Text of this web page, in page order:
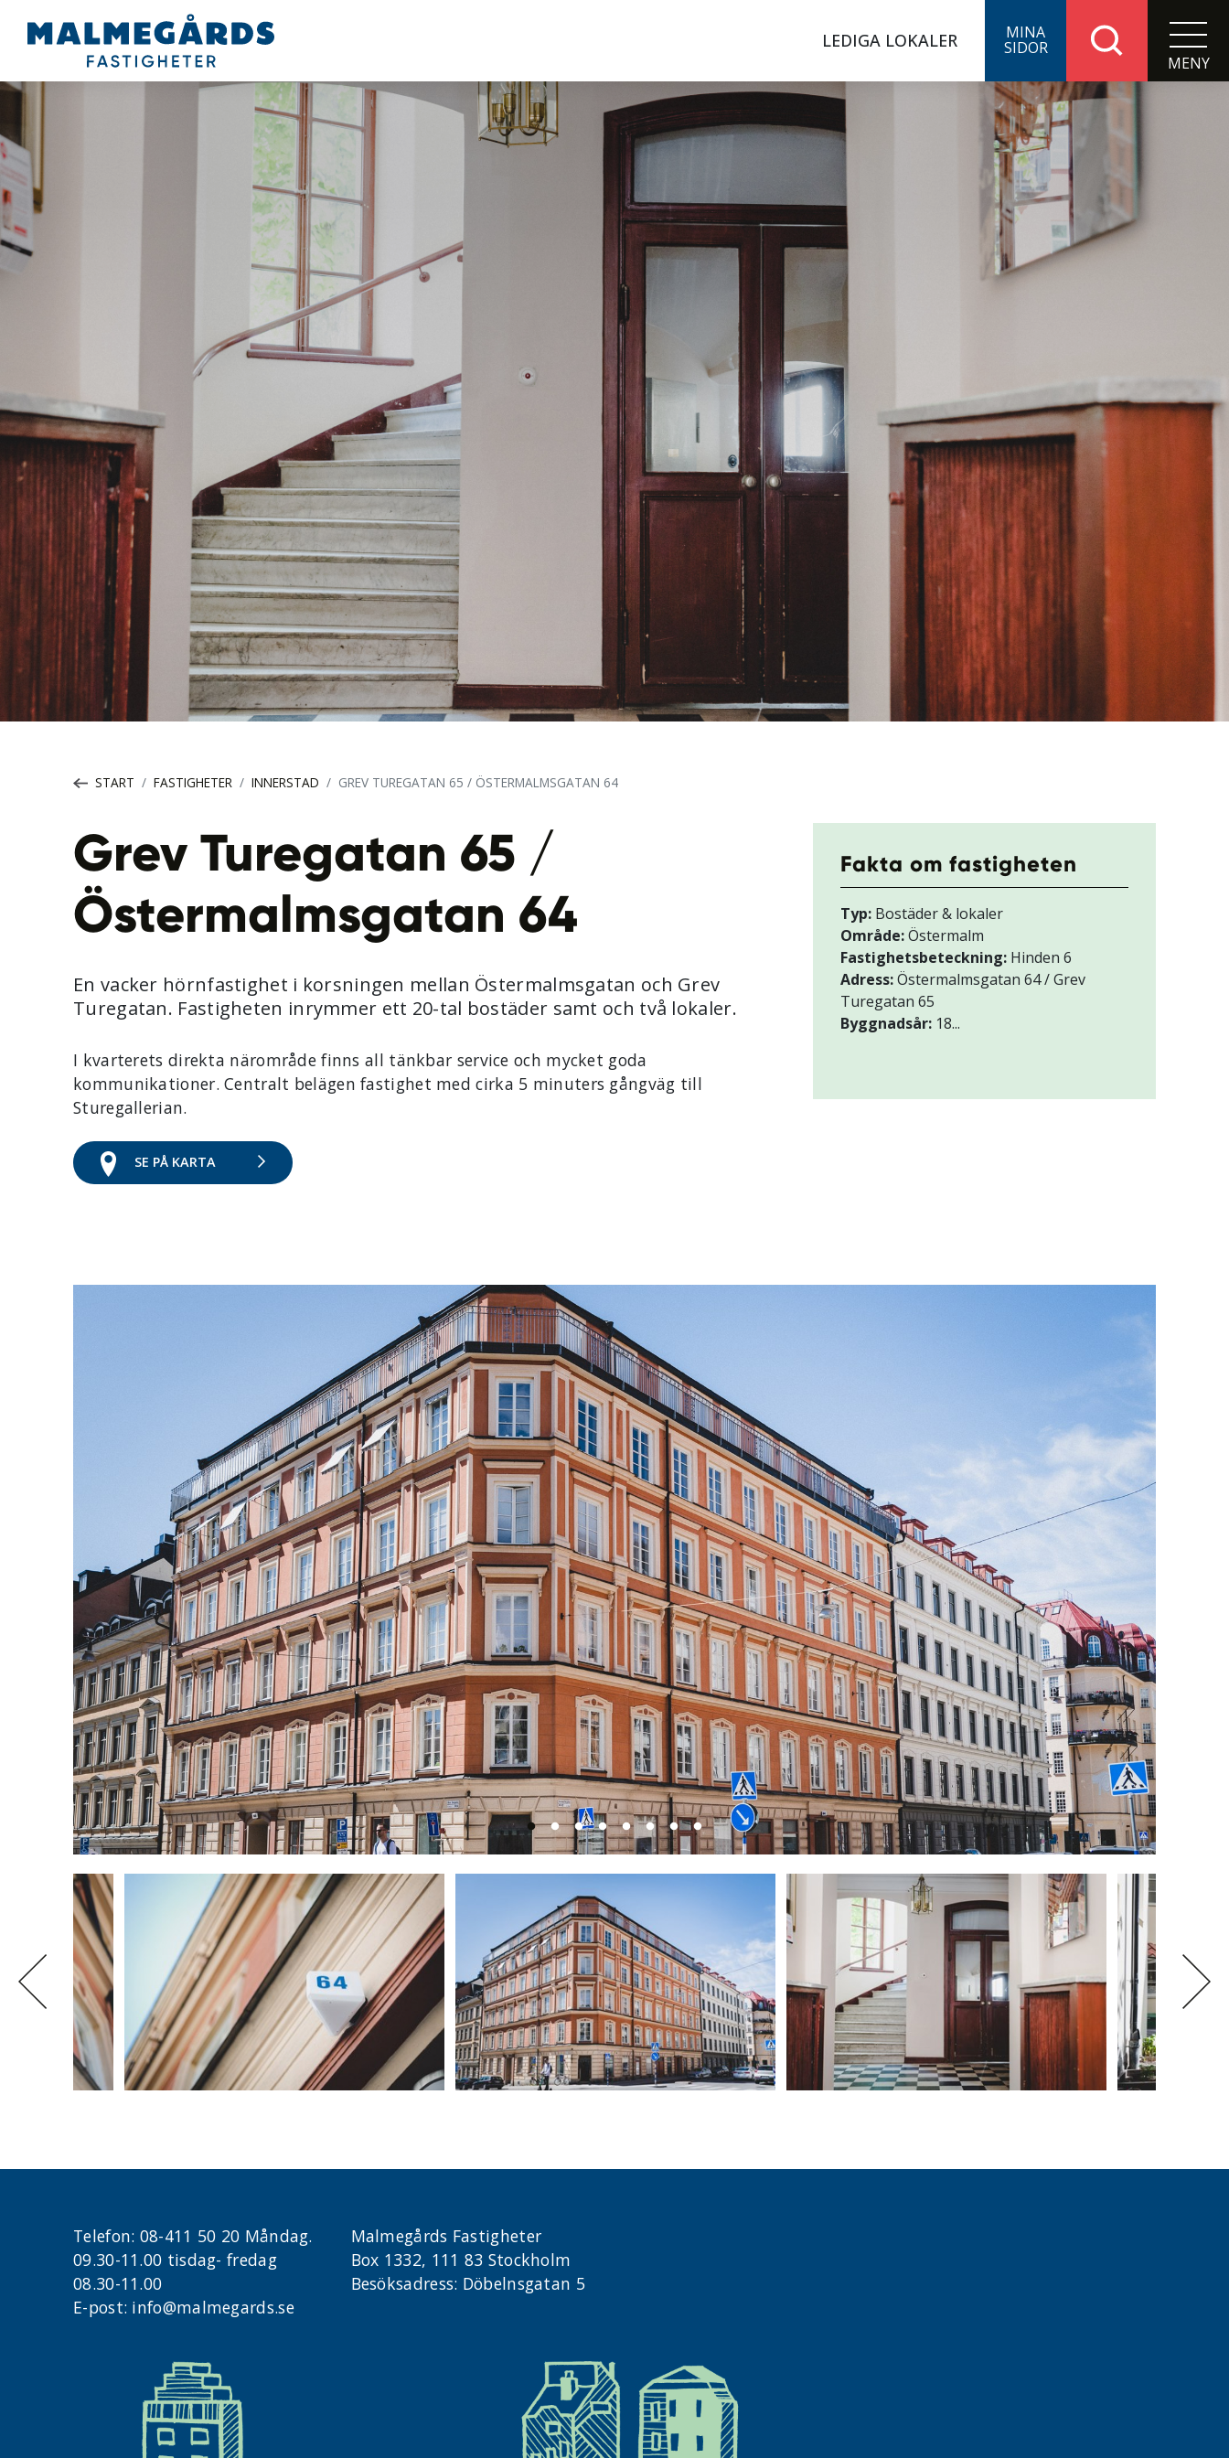
LEDIGA LOKALER
MENY
START FASTIGHETER INNERSTAD GREV TUREGATAN 65 / ÖSTERMALMSGATAN 64
Grev Turegatan 65 /
Östermalmsgatan 64
En vacker hörnfastighet i korsningen mellan Östermalmsgatan och Grev
Turegatan. Fastigheten inrymmer ett 20-tal bostäder samt och två lokaler.
I kvarterets direkta närområde finns all tänkbar service och mycket goda
kommunikationer. Centralt belägen fastighet med cirka 5 minuters gångväg till
Sturegallerian.
SE PÅ KARTA
Fakta om fastigheten
Typ: Bostäder & lokaler
Område:Östermalm
Fastighetsbeteckning: Hinden 6
Adress:Östermalmsgatan 64 / Grev
Turegatan 65
Byggnadsår: 18...
Telefon: 08-411 50 20 Måndag.
09.30-11.00 tisdag- fredag
08.30-11.00
E-post: info@malmegards.se
Malmegårds Fastigheter
Box 1332, 111 83 Stockholm
Besöksadress: Döbelnsgatan 5